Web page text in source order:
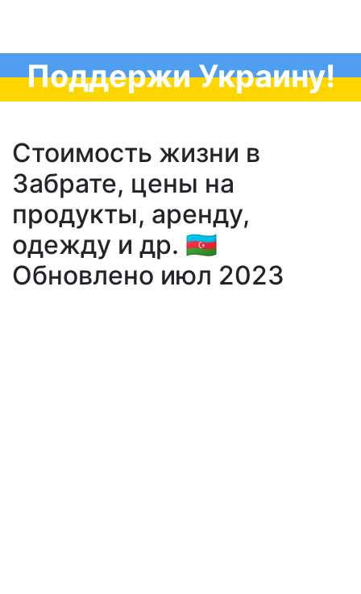
Поддержи Украину!
Стоимость жизни в
Забрате, цены на
продукты, аренду,
одежду и др. 🇦🇿
Обновлено июл 2023